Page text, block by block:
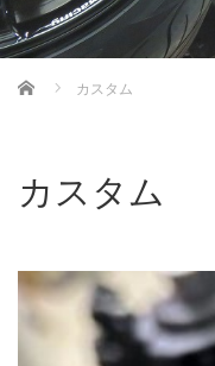
Home カスタム
カスタム